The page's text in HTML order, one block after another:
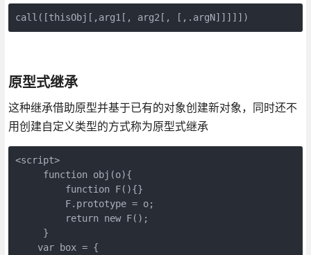
call([thisObj[,arg1[, arg2[, [,.argN]]]]])
原型式继承
这种继承借助原型并基于已有的对象创建新对象，同时还不
用创建自定义类型的方式称为原型式继承
<script>
     function obj(o){
         function F(){}
         F.prototype = o;
         return new F();
     }
    var box = {